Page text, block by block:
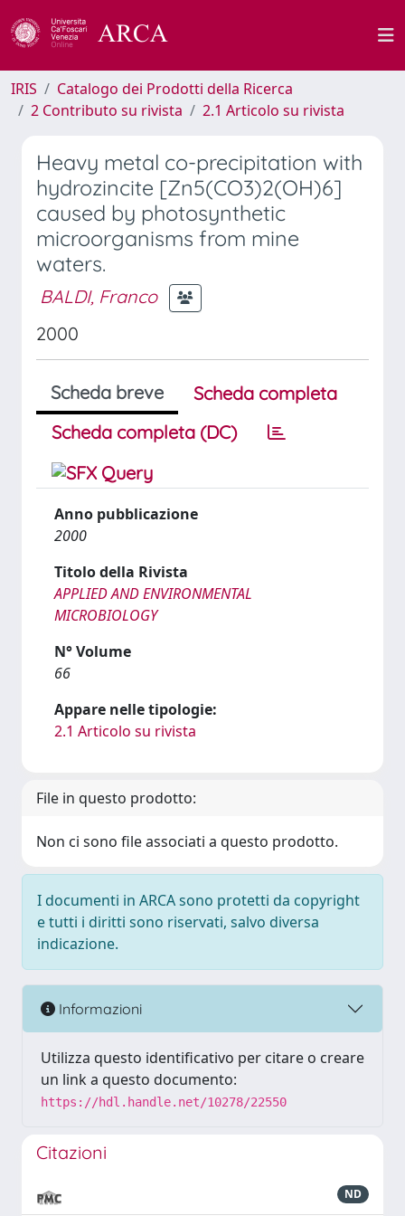
IRIS
Catalogo dei Prodotti della Ricerca
2 Contributo su rivista
2.1 Articolo su rivista
Heavy metal co-precipitation with
hydrozincite [Zn5(CO3)2(OH)6]
caused by photosynthetic
microorganisms from mine
waters.
BALDI, Franco
2000
Scheda breve
Scheda completa
Scheda completa (DC)
Anno pubblicazione
2000
Titolo della Rivista
APPLIED AND ENVIRONMENTAL
MICROBIOLOGY
N° Volume
66
Appare nelle tipologie:
2.1 Articolo su rivista
File in questo prodotto:
Non ci sono file associati a questo prodotto.
I documenti in ARCA sono protetti da copyright
e tutti i diritti sono riservati, salvo diversa
indicazione.
Informazioni
Utilizza questo identificativo per citare o creare
un link a questo documento:
https://hdl.handle.net/10278/22550
Citazioni
ND